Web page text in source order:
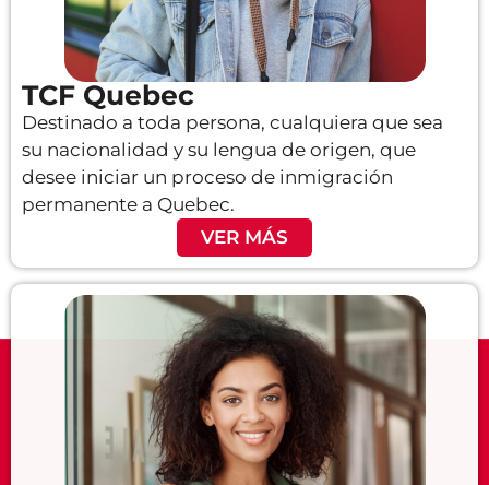
TCF Quebec
Destinado a toda persona, cualquiera que sea
su nacionalidad y su lengua de origen, que
desee iniciar un proceso de inmigración
permanente a Quebec.
VER MÁS